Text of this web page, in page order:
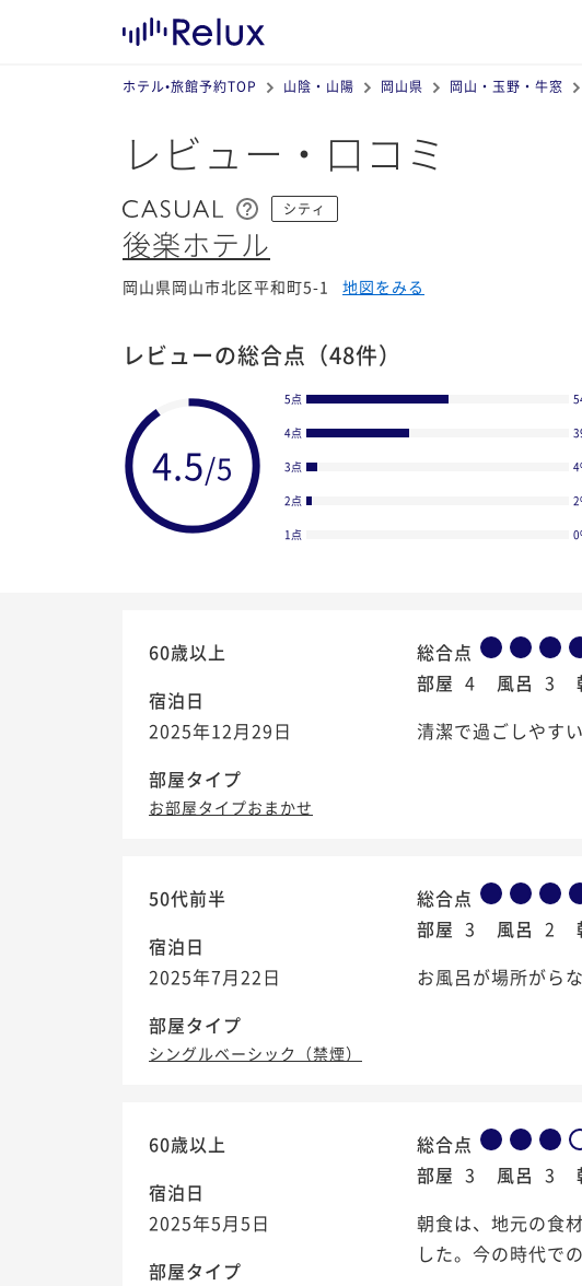
ホテル•旅館予約TOP 山陰・山陽 岡山県 岡山・玉野・牛窓
レビュー・口コミ
シティ
後楽ホテル
岡山県岡山市北区平和町5-1 地図をみる
レビューの総合点 （48件）
/5
5点
4点
3点 4
2点 2
1点 0
60歳以上
宿泊日
2025年12月29日
部屋タイプ
お部屋タイプおまかせ
総合点
部屋 4 風呂 3
清潔で過ごしやす
50代前半
宿泊日
2025年7月22日
部屋タイプ
シングルベーシック（禁煙）
総合点
部屋 3 風呂 2
お風呂が場所がら
60歳以上
宿泊日
2025年5月5日
部屋タイプ
総合点
部屋 3 風呂 3
朝食は、地元の食
した。今の時代で